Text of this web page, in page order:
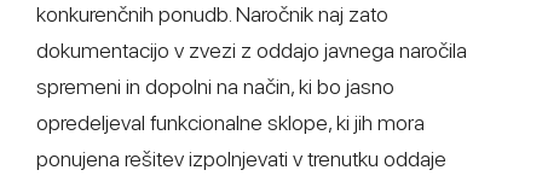
konkurenčnih ponudb. Naročnik naj zato
dokumentacijo v zvezi z oddajo javnega naročila
spremeni in dopolni na način, ki bo jasno
opredeljeval funkcionalne sklope, ki jih mora
ponujena rešitev izpolnjevati v trenutku oddaje